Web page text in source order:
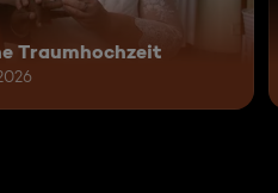
Traumhochzeit